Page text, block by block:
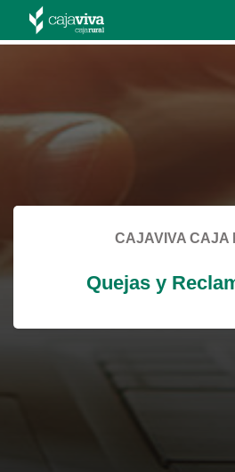
favor
espere...
CAJAVIVA CAJA
Quejas y